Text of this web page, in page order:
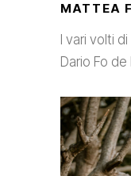
MATTEA
I vari volti
Dario Fo